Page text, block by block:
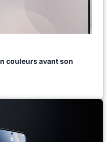
couleurs avant son